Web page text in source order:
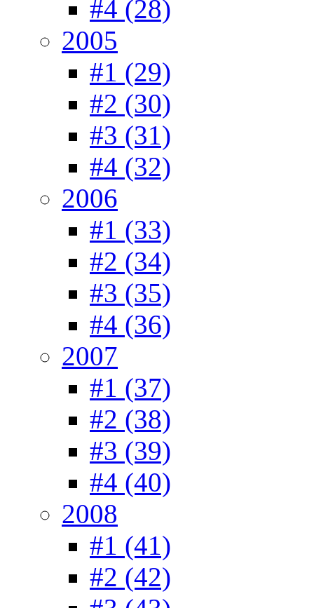
#4 (28)
2005
#1 (29)
#2 (30)
#3 (31)
#4 (32)
2006
#1 (33)
#2 (34)
#3 (35)
#4 (36)
2007
#1 (37)
#2 (38)
#3 (39)
#4 (40)
2008
#1 (41)
#2 (42)